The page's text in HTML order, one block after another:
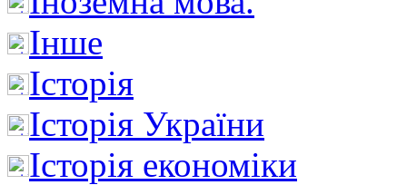
Інше
Історія
Історія України
Історія економіки